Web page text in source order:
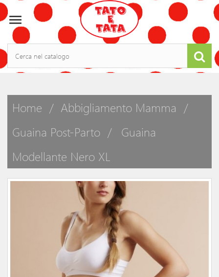

Home
Abbigliamento Mamma
Guaina Post-Parto
Guaina
Modellante Nero XL